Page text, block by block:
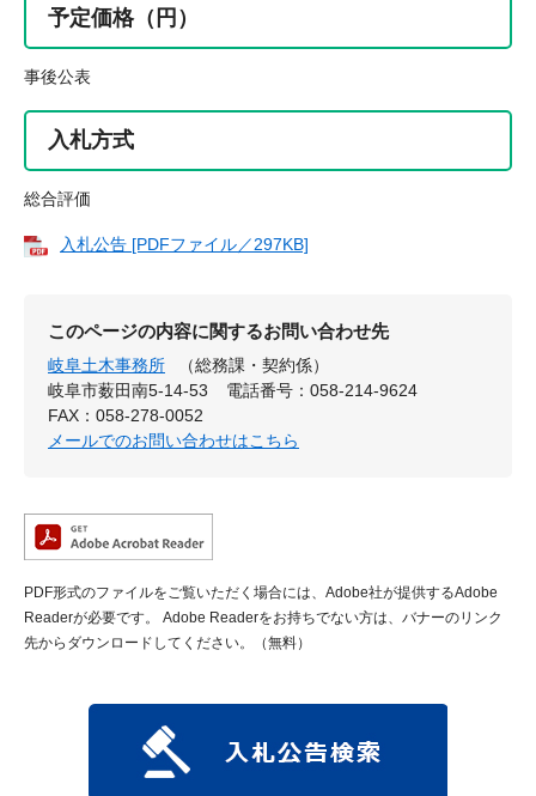
予定価格（円）
事後公表
入札方式
総合評価
入札公告 [PDFファイル／297KB]
このページの内容に関するお問い合わせ先
岐阜土木事務所
（総務課・契約係）
岐阜市薮田南5-14-53
電話番号：058-214-9624
FAX：058-278-0052
メールでのお問い合わせはこちら
PDF形式のファイルをご覧いただく場合には、Adobe社が提供するAdobe
Readerが必要です。
Adobe Readerをお持ちでない方は、バナーのリンク
先からダウンロードしてください。（無料）